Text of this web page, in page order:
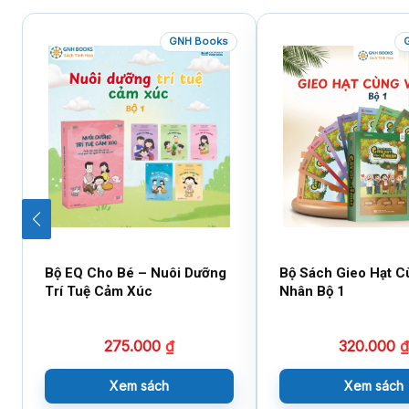
GNH Books
Bộ EQ Cho Bé – Nuôi Dưỡng
Trí Tuệ Cảm Xúc
275.000 ₫
Xem sách
Bộ Sách Gieo Hạt
Nhân Bộ 1
320.000 ₫
Xem sách